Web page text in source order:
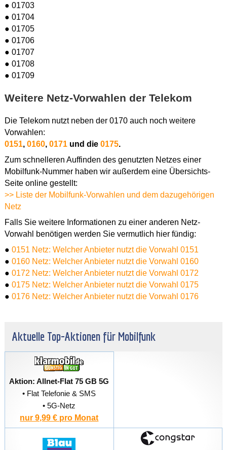
● 01703
● 01704
● 01705
● 01706
● 01707
● 01708
● 01709
Weitere Netz-Vorwahlen der Telekom
Die Telekom nutzt neben der 0170 auch noch weitere
Vorwahlen:
0151, 0160, 0171 und die 0175.
Zum schnelleren Auffinden des genutzten Netzes einer
Mobilfunk-Nummer haben wir außerdem eine Übersichts-
Seite online gestellt:
>> Liste der Mobilfunk-Vorwahlen und dem dazugehörigen
Netz
Falls Sie weitere Informationen zu einer anderen Netz-
Vorwahl benötigen werden Sie vermutlich hier fündig:
● 0151 Netz: Welcher Anbieter nutzt die Vorwahl 0151
● 0160 Netz: Welcher Anbieter nutzt die Vorwahl 0160
● 0172 Netz: Welcher Anbieter nutzt die Vorwahl 0172
● 0175 Netz: Welcher Anbieter nutzt die Vorwahl 0175
● 0176 Netz: Welcher Anbieter nutzt die Vorwahl 0176
Aktuelle Top-Aktionen für Mobilfunk
Aktion: Allnet-Flat 75 GB 5G
• Flat Telefonie & SMS
• 5G-Netz
nur 9,99 € pro Monat